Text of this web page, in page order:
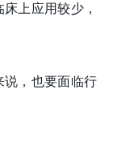
上应用较少，
说，也要面临行